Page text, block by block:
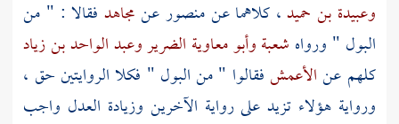
وعبيدة بن حميد، كلاهما عنمنصورعنمجاهد فقالا : " من
البول " ورواه شعبةوأبو معاوية الضريروعبد الواحد بن زياد
كلهم عنالأعمشفقالوا " من البول " فكلا الروايتين حق ،
ورواية هؤلاء تزيد على رواية الآخرين وزيادة العدل واجب